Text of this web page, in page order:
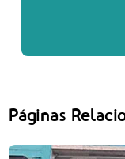
Páginas